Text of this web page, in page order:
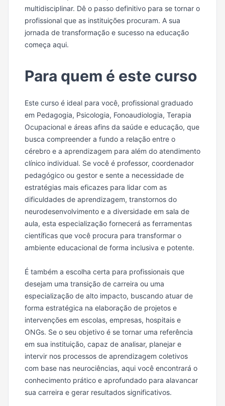
multidisciplinar. Dê o passo definitivo para se tornar o
profissional que as instituições procuram. A sua
jornada de transformação e sucesso na educação
começa aqui.
Para quem é este curso
Este curso é ideal para você, profissional graduado
em Pedagogia, Psicologia, Fonoaudiologia, Terapia
Ocupacional e áreas afins da saúde e educação, que
busca compreender a fundo a relação entre o
cérebro e a aprendizagem para além do atendimento
clínico individual. Se você é professor, coordenador
pedagógico ou gestor e sente a necessidade de
estratégias mais eficazes para lidar com as
dificuldades de aprendizagem, transtornos do
neurodesenvolvimento e a diversidade em sala de
aula, esta especialização fornecerá as ferramentas
científicas que você procura para transformar o
ambiente educacional de forma inclusiva e potente.
É também a escolha certa para profissionais que
desejam uma transição de carreira ou uma
especialização de alto impacto, buscando atuar de
forma estratégica na elaboração de projetos e
intervenções em escolas, empresas, hospitais e
ONGs. Se o seu objetivo é se tornar uma referência
em sua instituição, capaz de analisar, planejar e
intervir nos processos de aprendizagem coletivos
com base nas neurociências, aqui você encontrará o
conhecimento prático e aprofundado para alavancar
sua carreira e gerar resultados significativos.